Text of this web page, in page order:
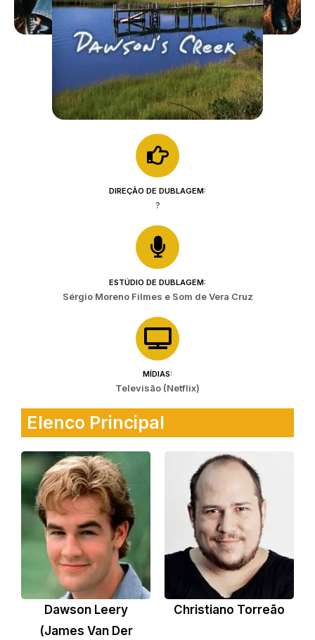
DIREÇÃO DE DUBLAGEM:
?
ESTÚDIO DE DUBLAGEM:
Sérgio Moreno Filmes e Som de Vera Cruz
MÍDIAS:
Televisão (Netflix)
Elenco Principal
Dawson Leery
(James Van Der
Christiano Torreão